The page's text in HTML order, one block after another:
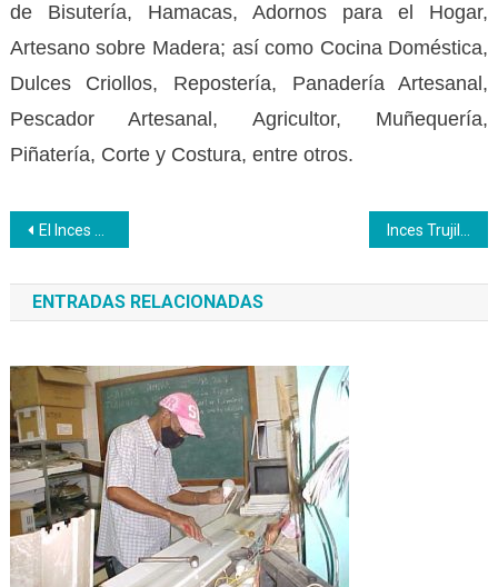
de Bisutería, Hamacas, Adornos para el Hogar,
Artesano sobre Madera; así como Cocina Doméstica,
Dulces Criollos, Repostería, Panadería Artesanal,
Pescador Artesanal, Agricultor, Muñequería,
Piñatería, Corte y Costura, entre otros.
Navegación
de
entradas
El Inces Bolívar plantó Tribuna Cultural Antiimperialista por la paz
ENTRADAS RELACIONADAS